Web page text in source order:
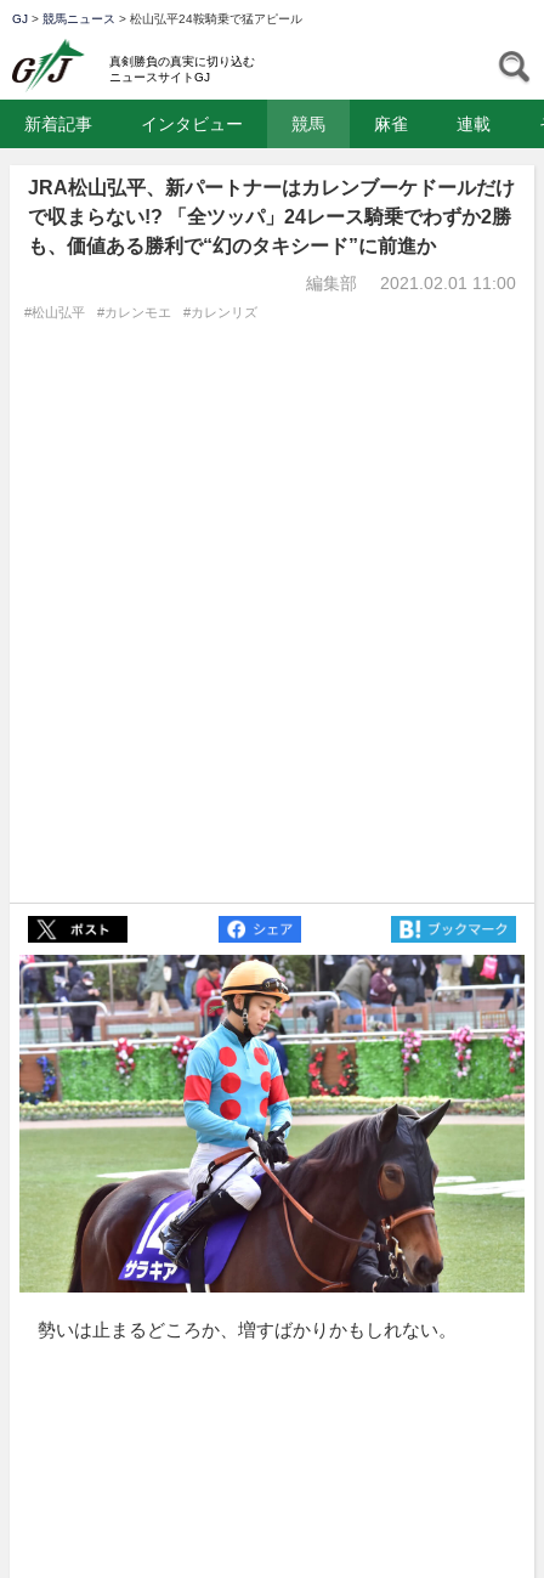
GJ > 競馬ニュース > 松山弘平24鞍騎乗で猛アピール
真剣勝負の真実に切り込む
ニュースサイトGJ
新着記事 インタビュー 競馬 麻雀 連載
JRA松山弘平、新パートナーはカレンブーケドールだけ
で収まらない!? 「全ツッパ」24レース騎乗でわずか2勝
も、価値ある勝利で“幻のタキシード”に前進か
編集部 2021.02.01 11:00
#松山弘平 #カレンモエ #カレンリズ
勢いは止まるどころか、増すばかりかもしれない。